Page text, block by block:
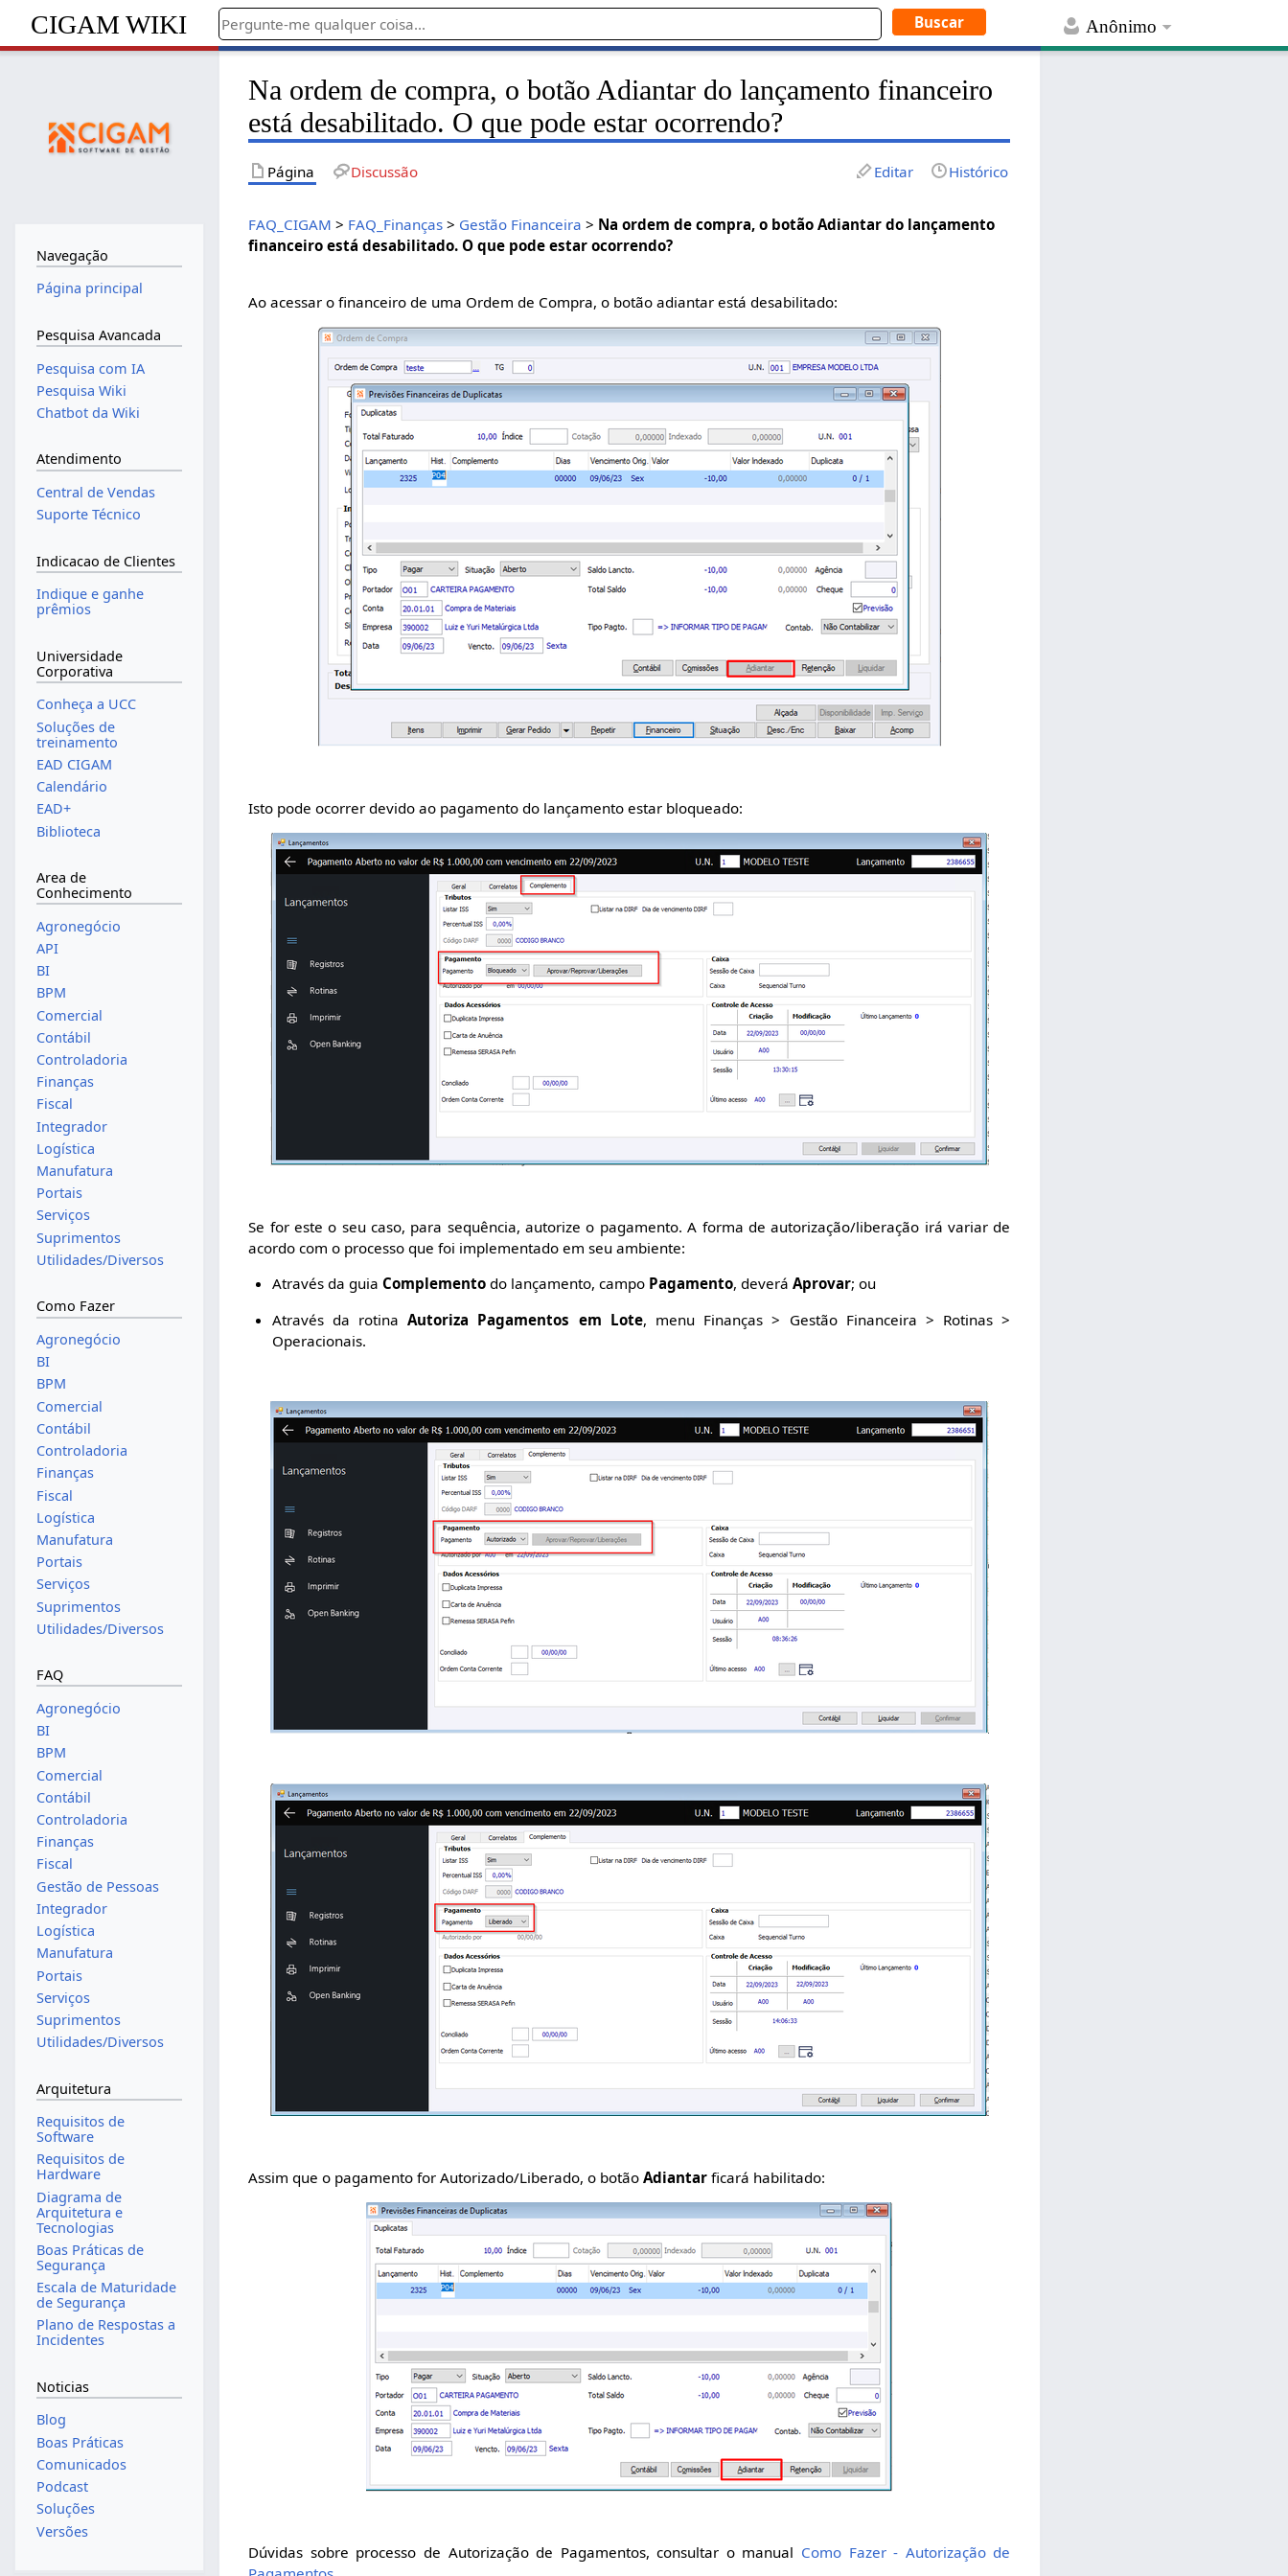
Anônimo
CIGAM WIKI
Na ordem de compra, o botão Adiantar do lançamento financeiro
está desabilitado. O que pode estar ocorrendo?
Página Discussão Editar Histórico
FAQ_CIGAM > FAQ_Finanças > Gestão Financeira > Na ordem de compra, o botão Adiantar do lançamento
financeiro está desabilitado. O que pode estar ocorrendo?
Ao acessar o financeiro de uma Ordem de Compra, o botão adiantar está desabilitado:
Isto pode ocorrer devido ao pagamento do lançamento estar bloqueado:
Se for este o seu caso, para sequência, autorize o pagamento. A forma de autorização/liberação irá variar de
acordo com o processo que foi implementado em seu ambiente:
Através da guia Complementodo lançamento, campo Pagamento, deverá Aprovar; ou
Através da rotinaAutoriza Pagamentos em Lote, menu Finanças > Gestão Financeira > Rotinas >
Operacionais.
Assim que o pagamento for Autorizado/Liberado, o botãoAdiantar ficará habilitado:
Dúvidas sobre processo de Autorização de Pagamentos, consultar o manual Como Fazer - Autorização de
Navegação
Página principal
Pesquisa Avancada
Pesquisa com IA
Pesquisa Wiki
Chatbot da Wiki
Atendimento
Central de Vendas
Suporte Técnico
Indicacao de Clientes
Indique e ganhe
prêmios
Universidade
Corporativa
Conheça a UCC
Soluções de
treinamento
EAD CIGAM
Calendário
EAD+
Biblioteca
Area de
Conhecimento
Agronegócio
API
BI
BPM
Comercial
Contábil
Controladoria
Finanças
Fiscal
Integrador
Logística
Manufatura
Portais
Serviços
Suprimentos
Utilidades/Diversos
Como Fazer
Agronegócio
BI
BPM
Comercial
Contábil
Controladoria
Finanças
Fiscal
Logística
Manufatura
Portais
Serviços
Suprimentos
Utilidades/Diversos
FAQ
Agronegócio
BI
BPM
Comercial
Contábil
Controladoria
Finanças
Fiscal
Gestão de Pessoas
Integrador
Logística
Manufatura
Portais
Serviços
Suprimentos
Utilidades/Diversos
Arquitetura
Requisitos de
Software
Requisitos de
Hardware
Diagrama de
Arquitetura e
Tecnologias
Boas Práticas de
Segurança
Escala de Maturidade
de Segurança
Plano de Respostas a
Incidentes
Noticias
Blog
Boas Práticas
Comunicados
Podcast
Soluções
Versões